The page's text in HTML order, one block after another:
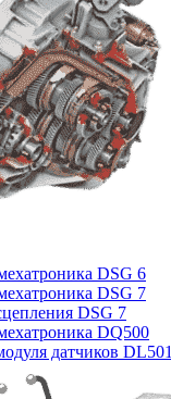
DSG 6
DSG 7
DSG 7
DQ500
датчиков DL501